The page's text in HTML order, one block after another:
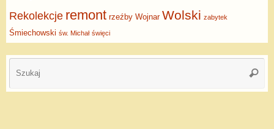
Rekolekcje remont rzeźby Wojnar Wolski zabytek
Śmiechowski św. Michał święci